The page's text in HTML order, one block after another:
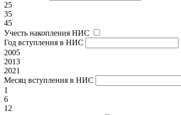
25
35
45
Учесть накопления НИС
Год вступления в НИС
2005
2013
2021
Месяц вступления в НИС
1
6
12